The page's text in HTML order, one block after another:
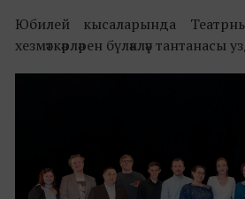
Юбилей кысаларында
хезмәткәрләрен бүләкләү тантанасы